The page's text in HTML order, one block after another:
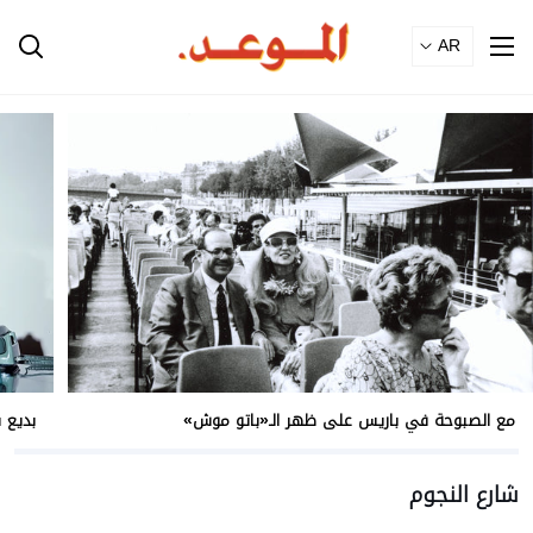
مع الصبوحة في باريس على ظهر الـ«باتو موش»
شارع النجوم